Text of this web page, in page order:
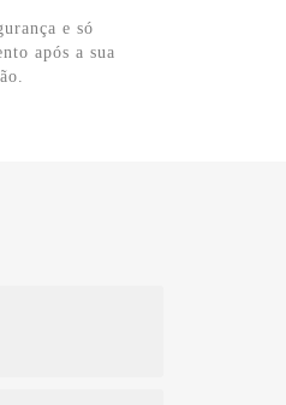
e só
após a sua